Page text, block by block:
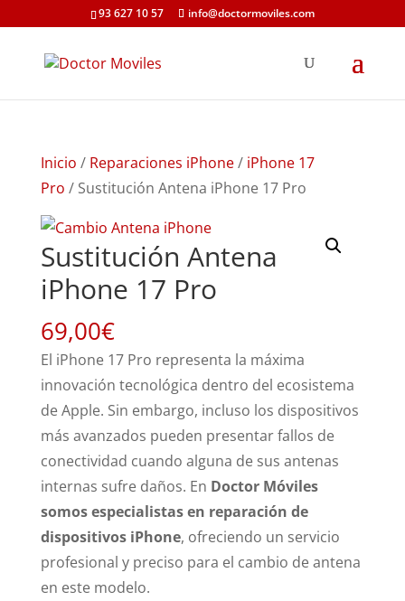
93 627 10 57 info@doctormoviles.com
Inicio / Reparaciones iPhone/ iPhone 17
Pro / Sustitución Antena iPhone 17 Pro
Sustitución Antena
iPhone 17 Pro
69,00€
El iPhone 17 Pro representa la máxima
innovación tecnológica dentro del ecosistema
deApple. Sin embargo, incluso los dispositivos
más avanzados pueden presentar fallos de
conectividad cuando alguna de sus antenas
internas sufre daños. En Doctor Móviles
somos especialistas en reparación de
dispositivos iPhone, ofreciendo un servicio
profesional y preciso para el cambio de antena
en este modelo.